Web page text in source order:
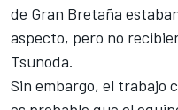
de Gran Bretaña
aspecto, pero no
Tsunoda.
Sin embargo, el trabajo